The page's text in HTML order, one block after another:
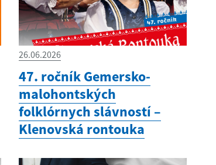
26.06.2026
47. ročník Gemersko-
malohontských
folklórnych slávností –
Klenovská rontouka